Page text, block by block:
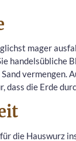
mager
handelsübliche
vermengen.
dass die Erde
die Hauswurz